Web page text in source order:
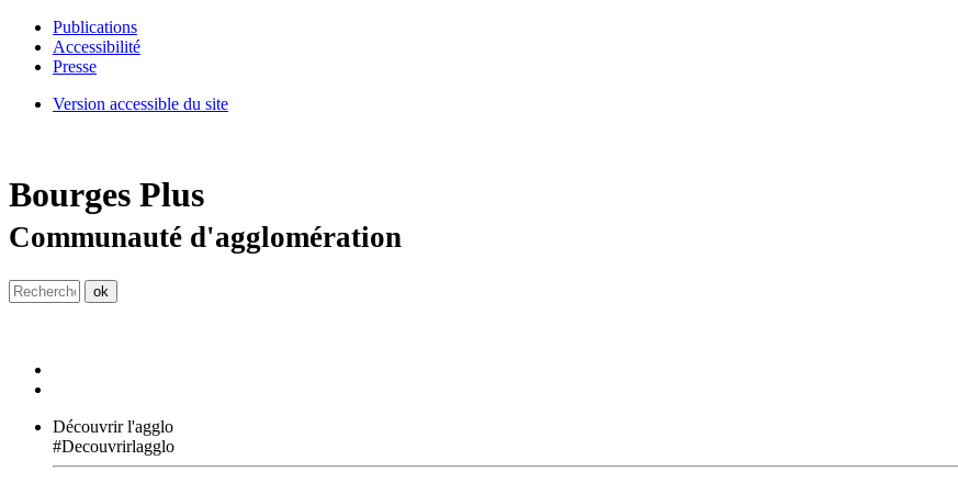
Publications
Accessibilité
Presse
Version accessible du site
Bourges Plus
Communauté d'agglomération
Découvrir l'agglo
#Decouvrirlagglo